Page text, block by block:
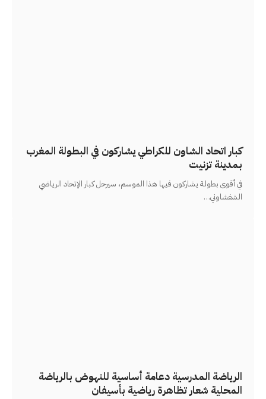
كبار اتحاد الشاون للكراطي يشاركون في البطولة المغرب
بمدينة تزنيت
في أقوى بطولة يشاركون فيها هذا الموسم، سيرحل كبار الإتحاد الرياضي
الشفشاوني…
الرياضة المدرسية دعامة أساسية للنهوض بالرياضة
المحلية شعار تظاهرة رياضية بأسيفان